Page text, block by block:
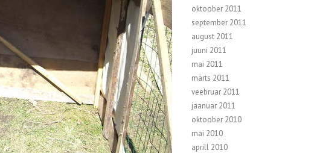
oktoober 2011
september 2011
august 2011
juuni 2011
mai 2011
märts 2011
veebruar 2011
jaanuar 2011
oktoober 2010
mai 2010
aprill 2010